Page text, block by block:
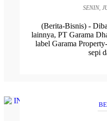
SENIN,
(Berita-Bisnis) -
lainnya, PT Garama
label Garama
sepi